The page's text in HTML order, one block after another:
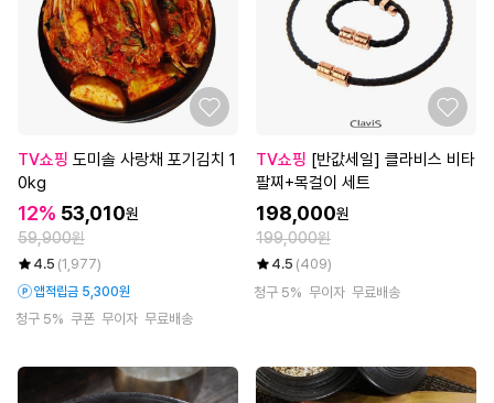
TV쇼핑
0kg
12% 53,010원
59,900원
4.5 (1,977)
앱적립금 5,300원
청구 5% 쿠폰 무이자 무료배송
TV쇼핑
팔찌+목걸이 세트
198,000원
199,000원
4.5 (409)
청구 5% 무이자 무료배송